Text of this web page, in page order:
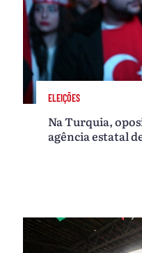
ELEIÇÕES
Na Turquia,
agência estatal